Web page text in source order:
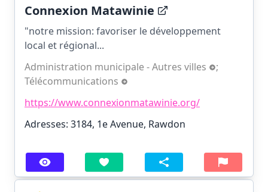
Connexion Matawinie
"notre mission: favoriser le développement
local et régional...
Administration municipale - Autres villes
;
Télécommunications
https://www.connexionmatawinie.org/
Adresses: 3184, 1e Avenue, Rawdon